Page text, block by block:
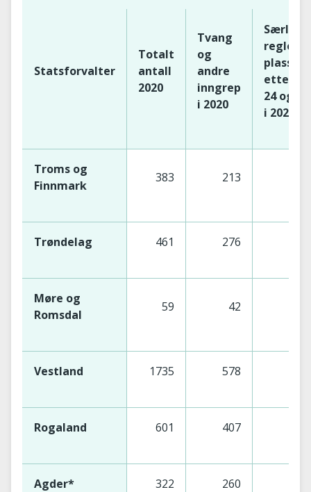
Statsforvalter
Totalt
antall
2020
Tvang
og
andre
inngrep
i 2020
Særlige
regler
etter §§
24 og 4-
i 2020
Troms og
Finnmark
383 213
Trøndelag 461 276
Møre og
Romsdal
59 42
Vestland 1735 578
Rogaland 601 407
Agder* 322 260